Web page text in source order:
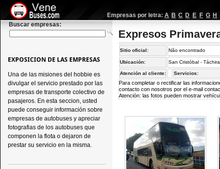
Empresas por letra: A B C D E F G H
Buscar empresas:
Expresos
Sitio oficial: Não encontrado
Ubicación: San Cristóbal -
Atención al cliente: Servicios:
Para completar o rectificar las
contacto con nosotros por el e-mail
Atención: las fotos pueden mostrar
EXPOSICION DE LAS EMPRESAS
Una de las misiones del hobbie es
divulgar el servicio prestado por las
empresas de transporte colectivo de
pasajeros. En esta seccion, usted
puede conseguir información sobre
empresas de autobuses y apreciar
fotografias de los autobuses que
componen la flota o dejaron de
prestar su servicio en la misma.